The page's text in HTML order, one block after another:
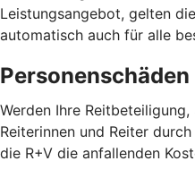
Leistungsangebot, gelten
automatisch auch für alle
Personenschäden
Werden Ihre
Reiterinnen und Reiter
die R+V die anfallenden